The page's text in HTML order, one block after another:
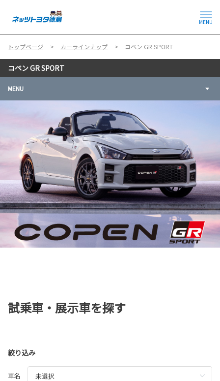
MENU
トップページ カーラインナップ コペン GR SPORT
コペン GR SPORT
MENU
試乗車・展示車を探す
絞り込み
車名